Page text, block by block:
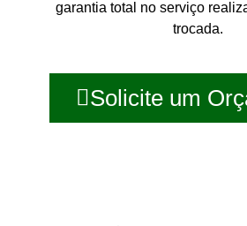
garantia total no serviço
trocada.
Solicite um